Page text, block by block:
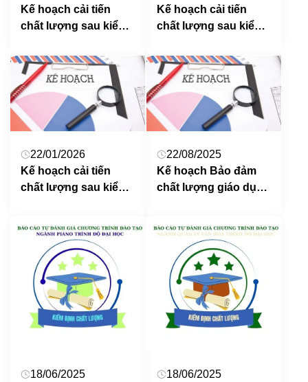
Kế hoạch cải tiến
chất lượng sau kiểm
chương trình đào tạo
ngành Thanh nhạc
Trường ĐHPS Nghệ
thuật TW
Kế hoạch cải tiến
chất lượng sau kiểm
chương trình đào tạo
ngành Quản lý văn
hóa trình độ thạc sĩ
Trường ĐHSP Nghệ
thuật TW
22/01/2026
Kế hoạch cải tiến
chất lượng sau kiểm
ngành Quản lý văn
hóa trình độ đại học
Trường ĐHSP Nghệ
thuật TW
22/08/2025
Kế hoạch Bảo đảm
chất lượng giáo dục
2025 -2026
18/06/2025
18/06/2025